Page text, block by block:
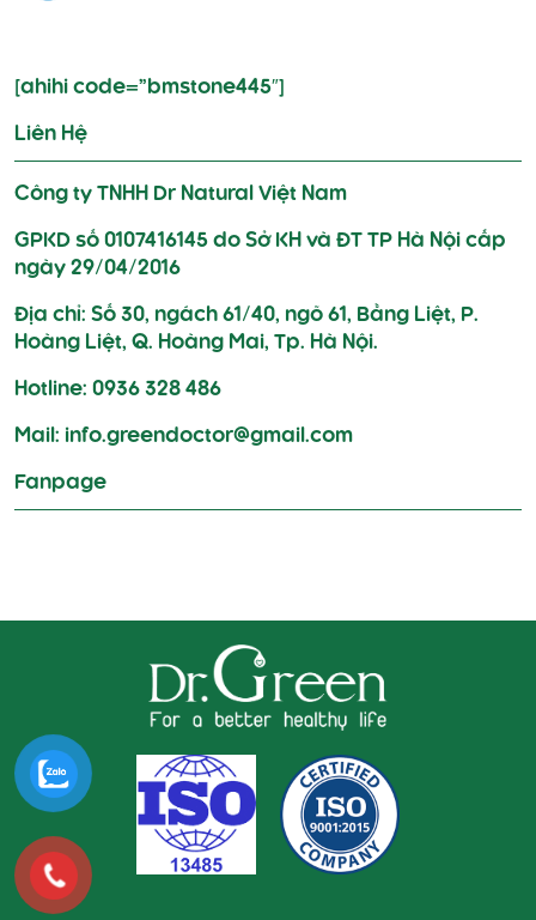
[ahihi code=”bmstone445″]
Liên Hệ
Công ty TNHH Dr Natural Việt Nam
GPKD số 0107416145 do Sở KH và ĐT TP Hà Nội cấp
ngày 29/04/2016
Địa chỉ: Số 30, ngách 61/40, ngõ 61, Bằng Liệt, P.
Hoàng Liệt, Q. Hoàng Mai, Tp. Hà Nội.
Hotline: 0936 328 486
Mail: info.greendoctor@gmail.com
Fanpage